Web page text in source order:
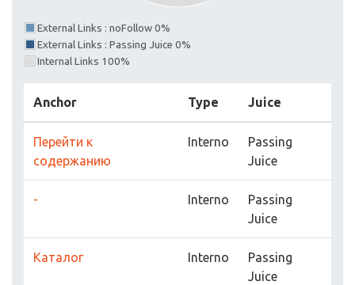
External Links : noFollow 0%
External Links : Passing Juice 0%
Internal Links 100%
Anchor Type Juice
Перейти к
содержанию
Interno
Passing
Juice
- Interno
Passing
Juice
Каталог Interno
Passing
Juice